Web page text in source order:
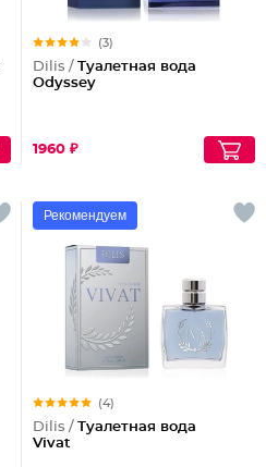
(3)
Dilis / Туалетная вода
Odyssey
1960 ₽
Рекомендуем
(4)
Dilis / Туалетная вода
Vivat